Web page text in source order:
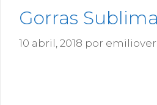
Gorras
10 abril, 2018 por